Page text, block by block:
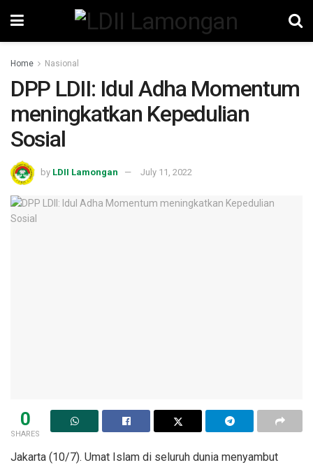
Home Nasional
DPP LDII: Idul Adha Momentum
meningkatkan Kepedulian
Sosial
by LDII Lamongan July 11, 2022
0
SHARES
Jakarta (10/7). Umat Islam di seluruh dunia menyambut